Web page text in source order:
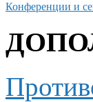
Конференции и